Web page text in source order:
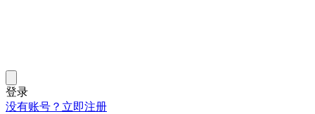
登录
没有账号？立即注册